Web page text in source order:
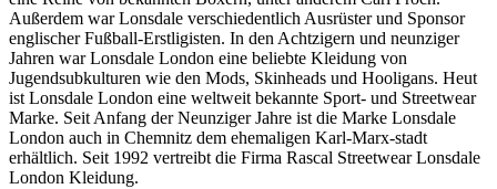
Außerdem war Lonsdale verschiedentlich Ausrüster und Sponsor
englischer Fußball-Erstligisten. In den Achtzigern und neunziger
Jahren war Lonsdale London eine beliebte Kleidung von
Jugendsubkulturen wie den Mods, Skinheads und Hooligans. Heut
ist Lonsdale London eine weltweit bekannte Sport- und Streetwear
Marke. Seit Anfang der Neunziger Jahre ist die Marke Lonsdale
London auch in Chemnitz dem ehemaligen Karl-Marx-stadt
erhältlich. Seit 1992 vertreibt die Firma Rascal Streetwear Lonsdale
London Kleidung.